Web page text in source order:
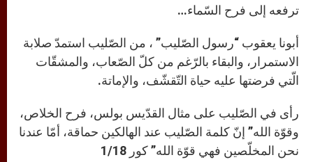
ترفعه إلى فرح السّماء…
أبونا يعقوب “رسول الصّليب” ، من الصّليب استمدّ صلابة
الاستمرار، والبقاء بالرّغم من كلّ الصّعاب، والمشقّات
الّتي فرضتها عليه حياة التّقشّف، والإماتة.
رأى في الصّليب على مثال القدّيس بولس، فرح الخلاص،
وقوّة الله” إنّ كلمة الصّليب عند الهالكين حماقة، أمّا عندنا
نحن المخلّصين فهي قوّة الله” كور 1/18